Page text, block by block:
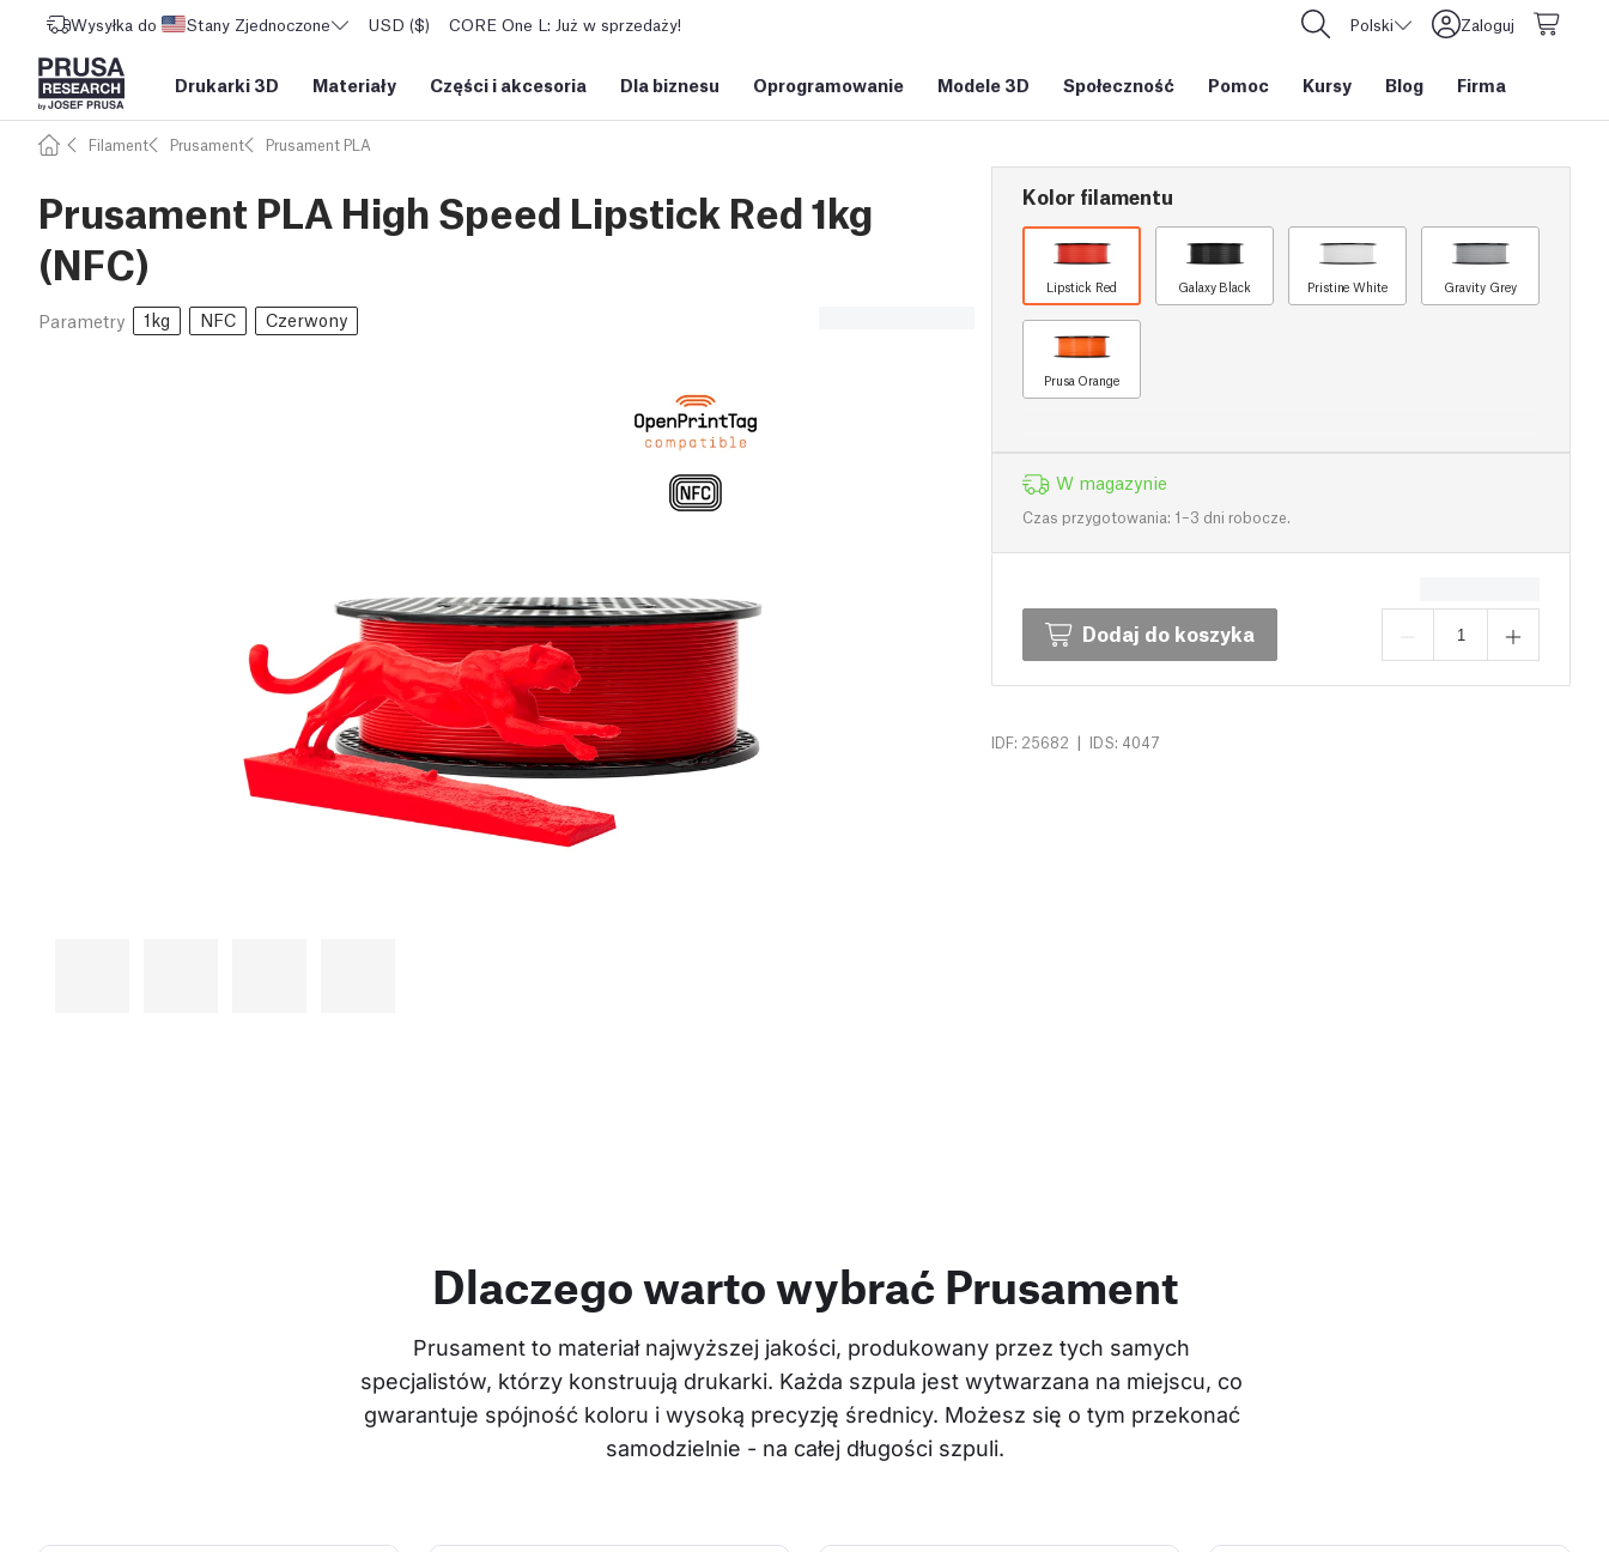
Wysyłka do Stany Zjednoczone USD ($) CORE One L: Już w sprzedaży! Polski Zaloguj
Drukarki 3D Materiały Części i akcesoria Dla biznesu Oprogramowanie Modele 3D Społeczność Pomoc Kursy Blog Firma
Filament Prusament Prusament PLA
Prusament PLA High Speed Lipstick Red 1kg
(NFC)
Parametry 1kg NFC Czerwony
Kolor filamentu
Lipstick Red Galaxy Black Pristine White Gravity Grey
Prusa Orange
W magazynie
Czas przygotowania: 1–3 dni robocze.
Dodaj do koszyka
IDF: 25682 | IDS: 4047
Dlaczego warto wybrać Prusament
Prusament to materiał najwyższej jakości, produkowany przez tych samych
specjalistów, którzy konstruują drukarki. Każda szpula jest wytwarzana na miejscu, co
gwarantuje spójność koloru i wysoką precyzję średnicy. Możesz się o tym przekonać
samodzielnie - na całej długości szpuli.